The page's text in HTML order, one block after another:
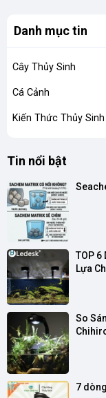
Danh mục tin
Cây Thủy Sinh
Cá Cảnh
Kiến Thức Thủy Sinh
Tin nổi bật
TOP 6
Lựa
So
7